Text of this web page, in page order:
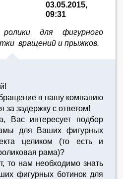
03.05.2015,
09:31
для фигурного
вращений и прыжков.
в нашу компанию
за задержку с ответом!
Вас интересует подбор
для Ваших фигурных
целиком (то есть и
рама)?
то нам необходимо знать
фигурных ботинок для